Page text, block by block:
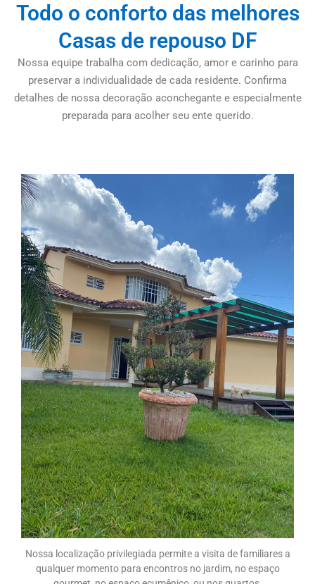
Todo o conforto das melhores
Casas de repouso DF
Nossa equipe trabalha com dedicação, amor e carinho para
preservar a individualidade de cada residente. Confirma
detalhes de nossa decoração aconchegante e especialmente
preparada para acolher seu ente querido.
Nossa localização privilegiada permite a visita de familiares a
qualquer momento para encontros no jardim, no espaço